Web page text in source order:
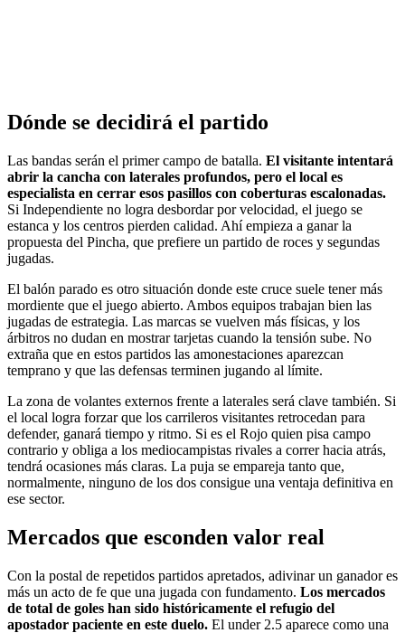
Dónde se decidirá el partido
Las bandas serán el primer campo de batalla. El visitante intentará
abrir la cancha con laterales profundos, pero el local es
especialista en cerrar esos pasillos con coberturas escalonadas.
Si Independiente no logra desbordar por velocidad, el juego se
estanca y los centros pierden calidad. Ahí empieza a ganar la
propuesta del Pincha, que prefiere un partido de roces y segundas
jugadas.
El balón parado es otro situación donde este cruce suele tener más
mordiente que el juego abierto. Ambos equipos trabajan bien las
jugadas de estrategia. Las marcas se vuelven más físicas, y los
árbitros no dudan en mostrar tarjetas cuando la tensión sube. No
extraña que en estos partidos las amonestaciones aparezcan
temprano y que las defensas terminen jugando al límite.
La zona de volantes externos frente a laterales será clave también. Si
el local logra forzar que los carrileros visitantes retrocedan para
defender, ganará tiempo y ritmo. Si es el Rojo quien pisa campo
contrario y obliga a los mediocampistas rivales a correr hacia atrás,
tendrá ocasiones más claras. La puja se empareja tanto que,
normalmente, ninguno de los dos consigue una ventaja definitiva en
ese sector.
Mercados que esconden valor real
Con la postal de repetidos partidos apretados, adivinar un ganador es
más un acto de fe que una jugada con fundamento. Los mercados
de total de goles han sido históricamente el refugio del
apostador paciente en este duelo. El under 2.5 aparece como una